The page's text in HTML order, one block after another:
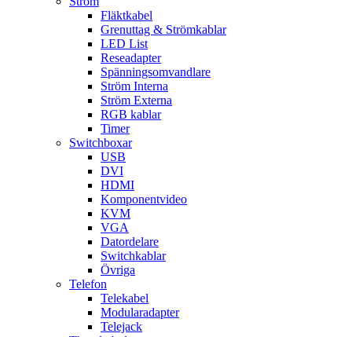
Fläktkabel
Grenuttag & Strömkablar
LED List
Reseadapter
Spänningsomvandlare
Ström Interna
Ström Externa
RGB kablar
Timer
Switchboxar
USB
DVI
HDMI
Komponentvideo
KVM
VGA
Datordelare
Switchkablar
Övriga
Telefon
Telekabel
Modularadapter
Telejack